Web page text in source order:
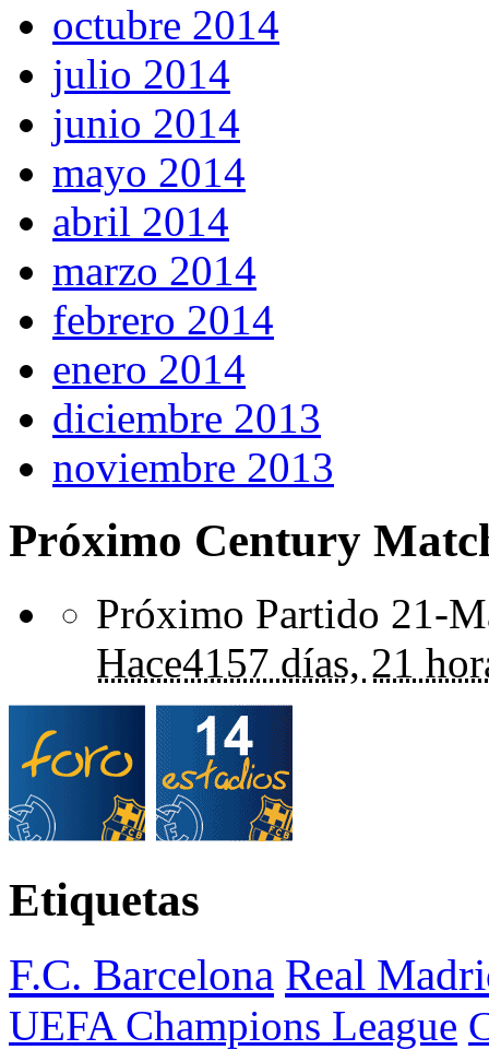
octubre 2014
julio 2014
junio 2014
mayo 2014
abril 2014
marzo 2014
febrero 2014
enero 2014
diciembre 2013
noviembre 2013
Próximo Century
Próximo Partido 21-
Hace4157 días, 21
Etiquetas
F.C. Barcelona Real
UEFA Champions League